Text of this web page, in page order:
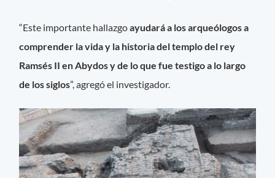
“Este importante hallazgoayudará a los arqueólogos a
comprender la vida y la historia del templo del rey
Ramsés II en Abydos y de lo que fue testigo a lo largo
de los siglos”, agregó el investigador.